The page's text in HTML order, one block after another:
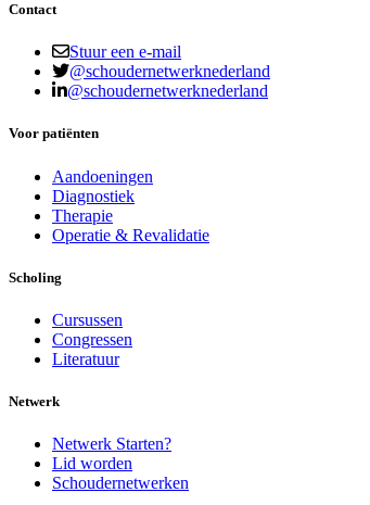
Contact
Stuur een e-mail
@schoudernetwerknederland
@schoudernetwerknederland
Voor patiënten
Aandoeningen
Diagnostiek
Therapie
Operatie & Revalidatie
Scholing
Cursussen
Congressen
Literatuur
Netwerk
Netwerk Starten?
Lid worden
Schoudernetwerken